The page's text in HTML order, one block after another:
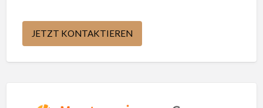
JETZT KONTAKTIEREN